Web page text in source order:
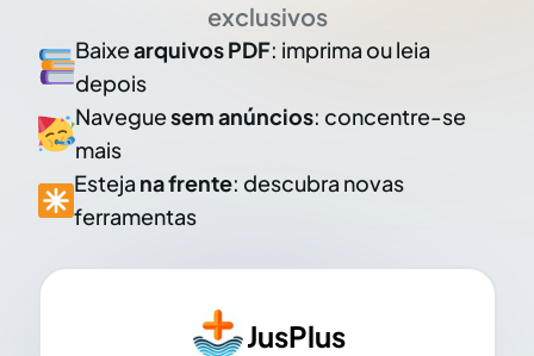
exclusivos
Baixearquivos PDF: imprima ou leia
depois
Naveguesem anúncios: concentre-se
mais
Esteja na frente: descubra novas
ferramentas
JusPlus